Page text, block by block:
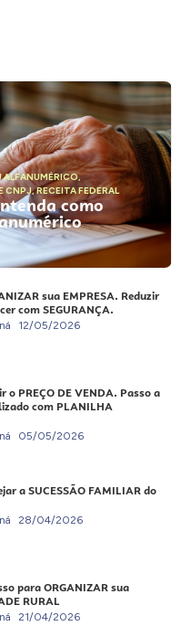
ALFANUMÉRICO,
CNPJ,RECEITA FEDERAL
como
sua EMPRESA. Reduzir
com SEGURANÇA.
12/05/2026
o PREÇO DE VENDA. Passo a
com PLANILHA
05/05/2026
a SUCESSÃO FAMILIAR do
28/04/2026
para ORGANIZAR sua
RURAL
21/04/2026